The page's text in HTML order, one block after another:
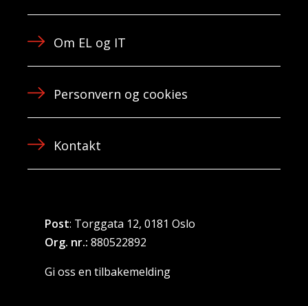
Om EL og IT
Personvern og cookies
Kontakt
Post: Torggata 12, 0181 Oslo
Org. nr.: 880522892
Gi oss en tilbakemelding